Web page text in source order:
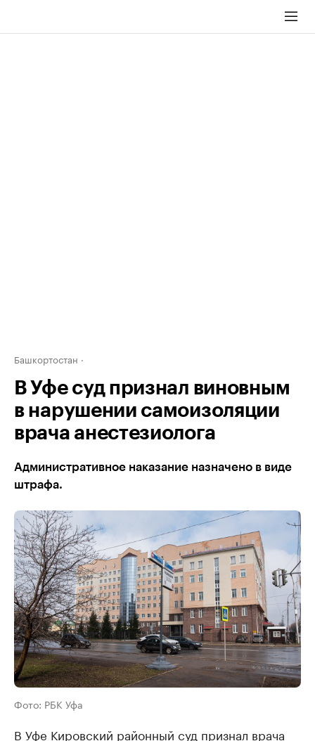
Башкортостан
В Уфе суд признал виновным
в нарушении самоизоляции
врача анестезиолога
Административное наказание назначено в виде
штрафа.
Фото: РБК Уфа
В Уфе Кировский районный суд признал врача